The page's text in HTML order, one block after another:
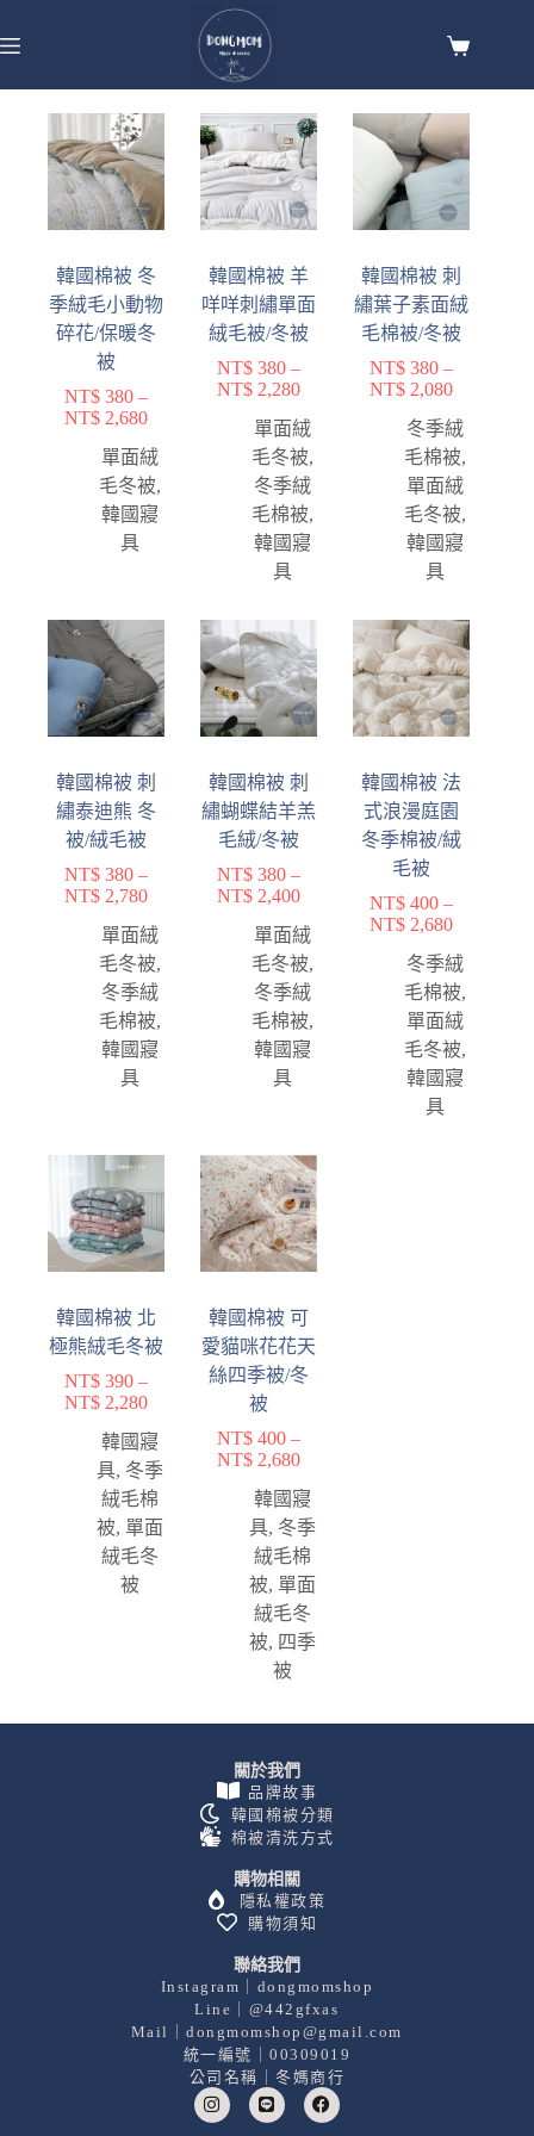
韓國棉被 冬
季絨毛小動物
碎花/保暖冬
被
NT$ 380 –
NT$ 2,680
單面絨
毛冬被,
韓國寢
具
韓國棉被 羊
咩咩刺繡單面
絨毛被/冬被
NT$ 380 –
NT$ 2,280
單面絨
毛冬被,
冬季絨
毛棉被,
韓國寢
具
韓國棉被 刺
繡葉子素面絨
毛棉被/冬被
NT$ 380 –
NT$ 2,080
冬季絨
毛棉被,
單面絨
毛冬被,
韓國寢
具
韓國棉被 刺
繡泰迪熊 冬
被/絨毛被
NT$ 380 –
NT$ 2,780
單面絨
毛冬被,
冬季絨
毛棉被,
韓國寢
具
韓國棉被 刺
繡蝴蝶結羊羔
毛絨/冬被
NT$ 380 –
NT$ 2,400
單面絨
毛冬被,
冬季絨
毛棉被,
韓國寢
具
韓國棉被 法
式浪漫庭園
冬季棉被/絨
毛被
NT$ 400 –
NT$ 2,680
冬季絨
毛棉被,
單面絨
毛冬被,
韓國寢
具
韓國棉被 北
極熊絨毛冬被
NT$ 390 –
NT$ 2,280
韓國寢
具, 冬季
絨毛棉
被, 單面
絨毛冬
被
韓國棉被 可
愛貓咪花花天
絲四季被/冬
被
NT$ 400 –
NT$ 2,680
韓國寢
具, 冬季
絨毛棉
被, 單面
絨毛冬
被, 四季
被
關於我們
品牌故事
韓國棉被分類
棉被清洗方式
購物相關
隱私權政策
購物須知
聯絡我們
Instagram｜dongmomshop
Line｜@442gfxas
Mail｜dongmomshop@gmail.com
統一編號｜00309019
公司名稱｜冬媽商行